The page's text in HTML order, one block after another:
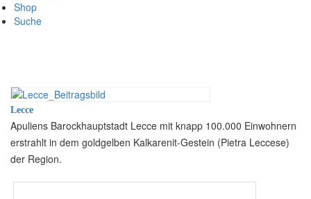
Shop
Suche
Lecce
Apuliens Barockhauptstadt Lecce mit knapp 100.000 Einwohnern
erstrahlt in dem goldgelben Kalkarenit-Gestein (Pietra Leccese)
der Region.